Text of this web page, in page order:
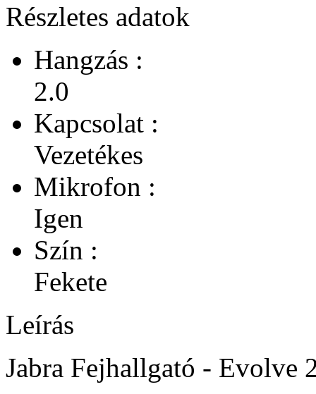
Részletes adatok
Hangzás :
2.0
Kapcsolat :
Vezetékes
Mikrofon :
Igen
Szín :
Fekete
Leírás
Jabra Fejhallgató - Evolve